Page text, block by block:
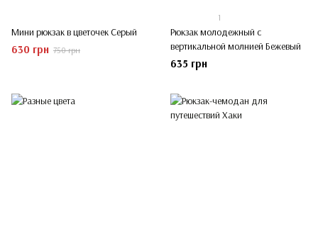
Мини рюкзак в цветочек Серый
630 грн 750 грн
1
Рюкзак молодежный с
вертикальной молнией Бежевый
635 грн